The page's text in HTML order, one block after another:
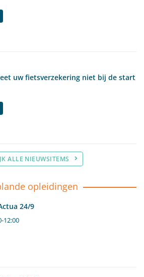
uw fietsverzekering niet bij de start
ALLE NIEUWSITEMS
opleidingen
24/9
12:00